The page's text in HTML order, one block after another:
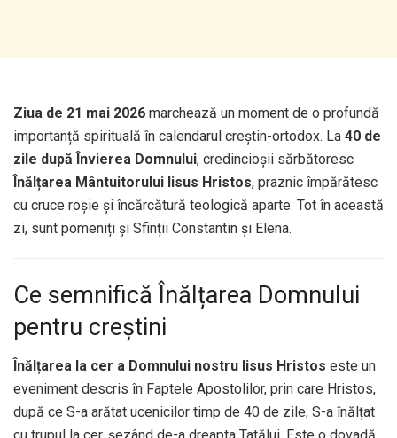
Ziua de 21 mai 2026 marchează un moment de o profundă
importanță spirituală în calendarul creștin-ortodox. La 40 de
zile după Învierea Domnului, credincioșii sărbătoresc
Înălțarea Mântuitorului Iisus Hristos, praznic împărătesc
cu cruce roșie și încărcătură teologică aparte. Tot în această
zi, sunt pomeniți și Sfinții Constantin și Elena.
Ce semnifică Înălțarea Domnului
pentru creștini
Înălțarea la cer a Domnului nostru Iisus Hristos este un
eveniment descris în Faptele Apostolilor, prin care Hristos,
după ce S-a arătat ucenicilor timp de 40 de zile, S-a înălțat